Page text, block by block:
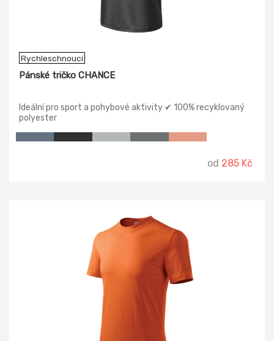
Rychleschnoucí
Pánské tričko CHANCE
Ideální pro sport a pohybové aktivity ✔ 100% recyklovaný
polyester
od 285 Kč